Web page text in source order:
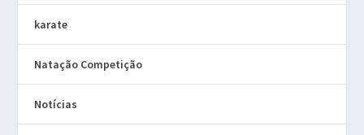
karate
Natação Competição
Notícias